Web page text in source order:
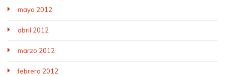
mayo 2012
abril 2012
marzo 2012
febrero 2012